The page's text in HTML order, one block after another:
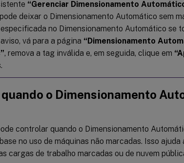
“Gerenciar Dimensionamento
deixar o Dimensionamento Automático sem
no Dimensionamento Automático se
vá para a página “Dimensionamento
, remova a tag inválida e, em seguida, clique em
o Dimensionamento
controlar quando o Dimensionamento
no uso de máquinas não marcadas. Isso
cargas de trabalho marcadas ou de nuvem